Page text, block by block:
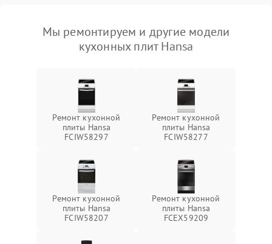
Мы ремонтируем и другие модели
кухонных плит Hansa
Ремонт кухонной
плиты Hansa
FCIW58297
Ремонт кухонной
плиты Hansa
FCIW58277
Ремонт кухонной
плиты Hansa
FCIW58207
Ремонт кухонной
плиты Hansa
FCEX59209